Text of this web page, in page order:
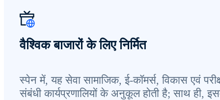
वैश्विक बाजारों के लिए निर्मित
स्पेन में, यह सेवा सामाजिक, ई-कॉमर्स, विकास एवं
संबंधी कार्यप्रणालियों के अनुकूल होती है; साथ ही,